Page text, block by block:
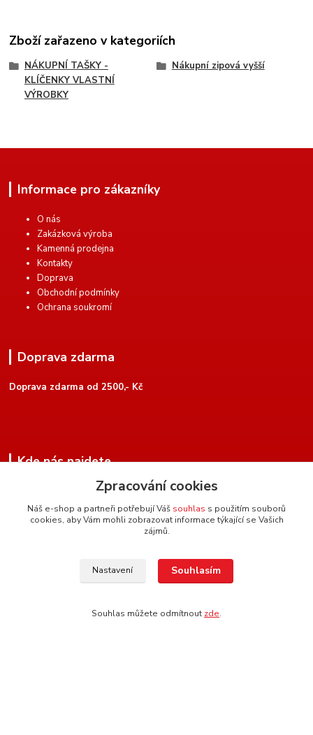
Zboží zařazeno v kategoriích
NÁKUPNÍ TAŠKY -
KLÍČENKY VLASTNÍ
VÝROBKY
Nákupní zipová vyšší
Informace pro zákazníky
O nás
Zakázková výroba
Kamenná prodejna
Kontakty
Doprava
Obchodní podmínky
Ochrana soukromí
Doprava zdarma
Doprava zdarma od 2500,- Kč
Kde nás najdete
518 01 Dobruška
Zpracování cookies
Náš e-shop a partneři potřebují Váš souhlas s použitím souborů
cookies, aby Vám mohli zobrazovat informace týkající se Vašich
zájmů.
Nastavení Souhlasím
Souhlas můžete odmítnout zde.